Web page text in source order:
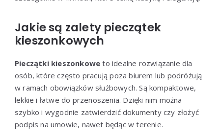
Jakie są zalety pieczątek
kieszonkowych
Pieczątki kieszonkowe to idealne rozwiązanie dla
osób, które często pracują poza biurem lub podróżują
w ramach obowiązków służbowych. Są kompaktowe,
lekkie i łatwe do przenoszenia. Dzięki nim można
szybko i wygodnie zatwierdzić dokumenty czy złożyć
podpis na umowie, nawet będąc w terenie.